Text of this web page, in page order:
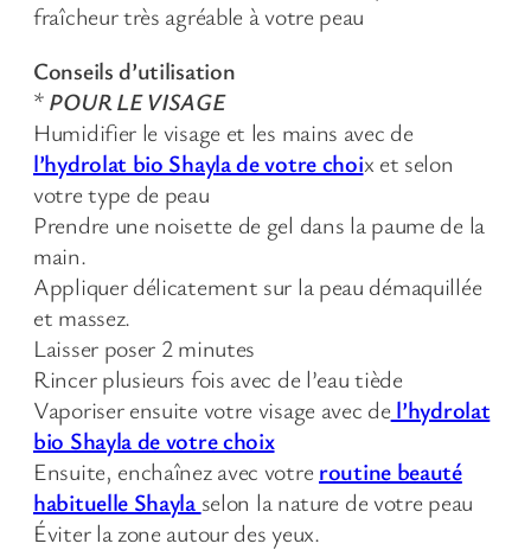
fraîcheur très agréable à votre peau
Conseils d’utilisation
*POUR LE VISAGE
Humidifier le visage et les mains avec de
l’hydrolat bio Shayla de votre choix et selon
votre type de peau
Prendre une noisette de gel dans la paume de la
main.
Appliquer délicatement sur la peau démaquillée
et massez.
Laisser poser 2 minutes
Rincer plusieurs fois avec de l’eau tiède
Vaporiser ensuite votre visage avec de l’hydrolat
bio Shayla de votre choix
Ensuite, enchaînez avec votre routine beauté
habituelle Shayla selon la nature de votre peau
Éviter la zone autour des yeux.